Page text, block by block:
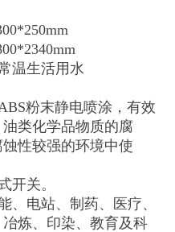
温生活用水
粉末静电喷涂，有效
类化学品物质的腐
性较强的环境中使
开关。
、电站、制药、医疗、
炼、印染、教育及科